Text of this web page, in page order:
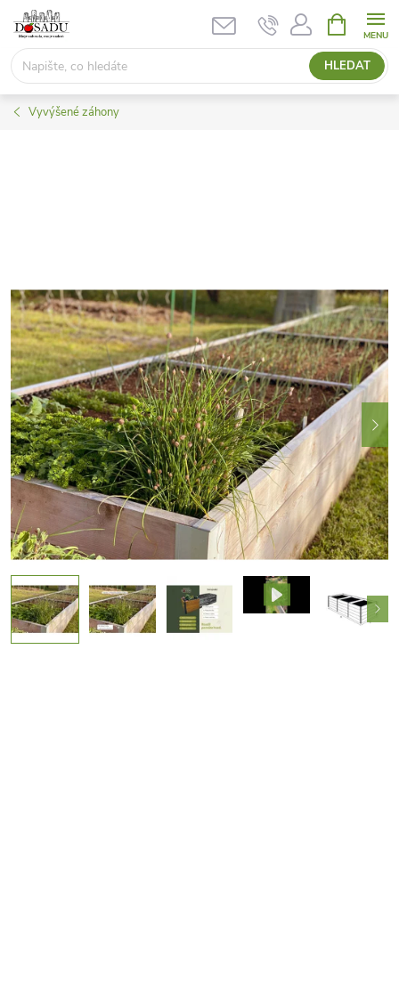
Přejít
obsah
HLEDAT
NÁKUPNÍ
KOŠÍK
Vyvýšené záhony